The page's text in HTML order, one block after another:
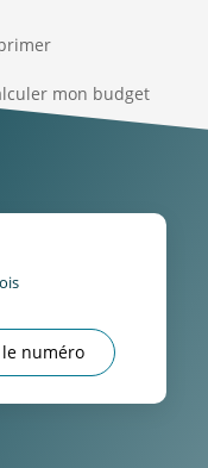
mon budget
numéro